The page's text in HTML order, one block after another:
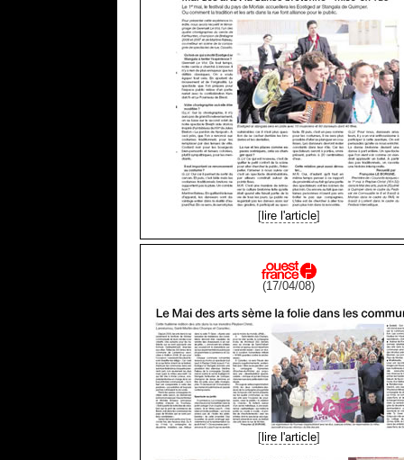
[lire l'article]
(17/04/08)
[lire l'article]